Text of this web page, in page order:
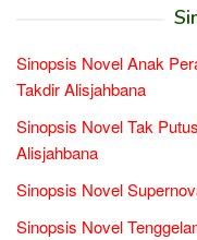
Sinopsis Novel Anak
Takdir Alisjahbana
Sinopsis Novel Tak
Alisjahbana
Sinopsis Novel
Sinopsis Novel